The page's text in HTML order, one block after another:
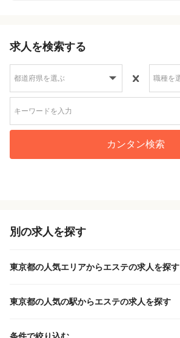
求人を検索する
カンタン検索
別の求人を探す
東京都の人気エリアからエステの求人を探す
東京都の人気の駅からエステの求人を探す